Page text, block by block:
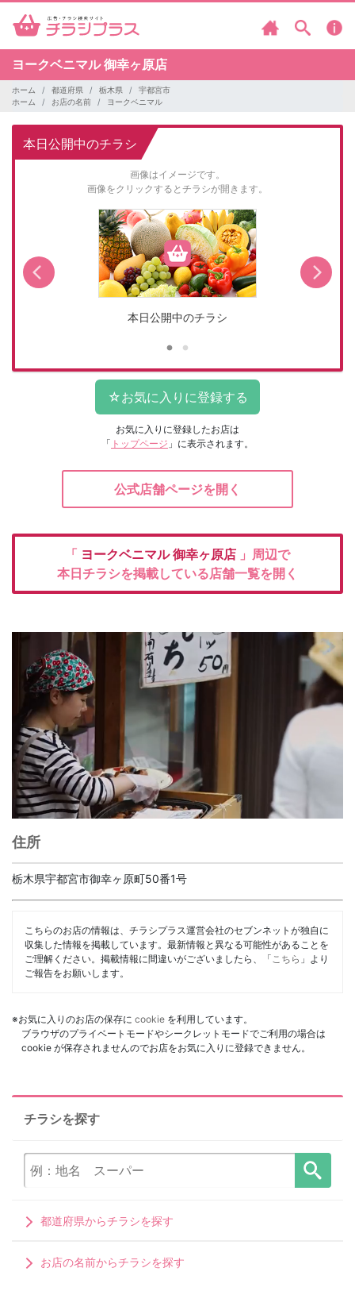
ヨークベニマル御幸ヶ原店
ホーム 都道府県 栃木県
宇都宮市
ホーム
お店の名前 ヨークベニマル
本日公開中のチラシ
画像はイメージです。
画像をクリックするとチラシが開きます。
本日公開中のチラシ
お気に入りに登録したお店は
「 トップページ 」に表示されます。
公式店舗ページを開く
「 ヨークベニマル御幸ヶ原店 」周辺で
本日チラシを掲載している店舗一覧を開く
住所
栃木県宇都宮市御幸ヶ原町50番1号
こちらのお店の情報は、チラシプラス運営会社のセブンネットが独自に
収集した情報を掲載しています。最新情報と異なる可能性があることを
ご理解ください。掲載情報に間違いがございましたら、「 こちら 」より
ご報告をお願いします。
※お気に入りのお店の保存に cookie を利用しています。
ブラウザのプライベートモードやシークレットモードでご利用の場合は
cookie が保存されませんのでお店をお気に入りに登録できません。
チラシを探す
都道府県からチラシを探す
お店の名前からチラシを探す